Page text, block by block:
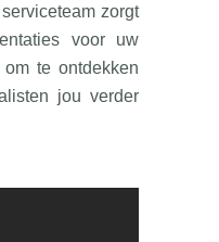
zorgt
voor uw
te ontdekken
jou verder